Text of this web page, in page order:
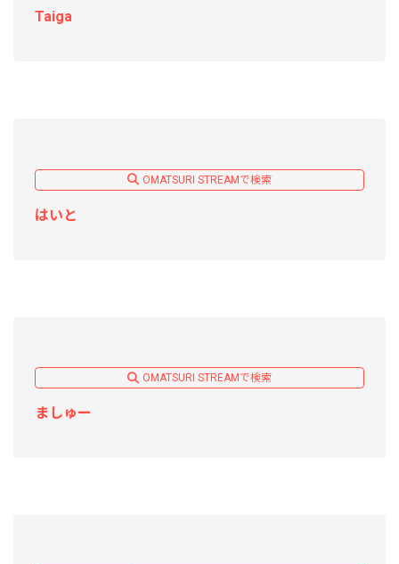
Taiga
OMATSURI STREAMで検索
はいと
OMATSURI STREAMで検索
ましゅー